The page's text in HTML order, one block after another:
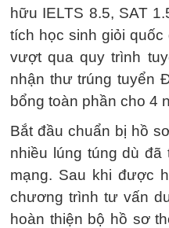
hữu IELTS 8.5, SAT
tích học sinh giỏi
vượt qua quy trình
nhận thư trúng tuyển
bổng toàn phần cho 4
Bắt đầu chuẩn bị hồ
nhiều lúng túng dù đã
mạng. Sau khi được
chương trình tư vấn
hoàn thiện bộ hồ sơ